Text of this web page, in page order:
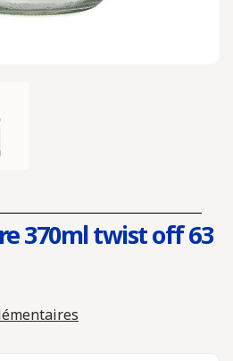
370ml twist off 63